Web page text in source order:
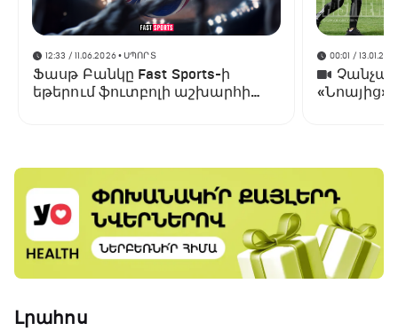
12:33 / 11.06.2026• ՍՊՈՐՏ
Ֆասթ Բանկը Fast Sports-ի
եթերում ֆուտբոլի աշխարհի
00:01 /
«Նոայից»
Լրահոս